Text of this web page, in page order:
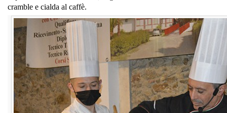
cramble e cialda al caffè.